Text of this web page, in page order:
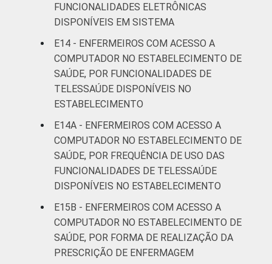
FUNCIONALIDADES ELETRÔNICAS
DISPONÍVEIS EM SISTEMA
E14 - ENFERMEIROS COM ACESSO A
COMPUTADOR NO ESTABELECIMENTO DE
SAÚDE, POR FUNCIONALIDADES DE
TELESSAÚDE DISPONÍVEIS NO
ESTABELECIMENTO
E14A - ENFERMEIROS COM ACESSO A
COMPUTADOR NO ESTABELECIMENTO DE
SAÚDE, POR FREQUÊNCIA DE USO DAS
FUNCIONALIDADES DE TELESSAÚDE
DISPONÍVEIS NO ESTABELECIMENTO
E15B - ENFERMEIROS COM ACESSO A
COMPUTADOR NO ESTABELECIMENTO DE
SAÚDE, POR FORMA DE REALIZAÇÃO DA
PRESCRIÇÃO DE ENFERMAGEM